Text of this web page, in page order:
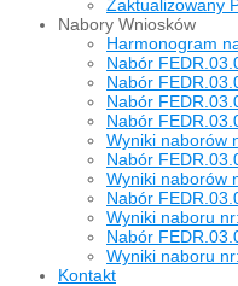
Zaktualizowany
Nabory Wniosków
Harmonogram
Nabór
Nabór
Nabór
Nabór
Wyniki naborów
Nabór
Wyniki naborów
Nabór
Wyniki naboru
Nabór
Wyniki naboru
Kontakt